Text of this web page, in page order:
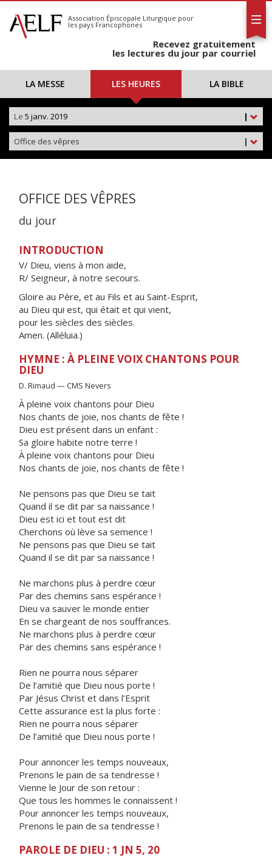
S'abonner
Calendrier
Association Épiscopale Liturgique pour
les pays Francophones
Recevez gratuitement
les lectures du jour par courriel
LA MESSE LES HEURES LA BIBLE
|
Le 5 janv. 2019
|
Office des vêpres
OFFICE DES VÊPRES
du jour
INTRODUCTION
V/ Dieu, viens à mon aide,
R/ Seigneur, à notre secours.
Gloire au Père, et au Fils et au Saint-Esprit,
au Dieu qui est, qui était et qui vient,
pour les siècles des siècles.
Amen. (Alléluia.)
HYMNE : À PLEINE VOIX CHANTONS POUR
DIEU
D. Rimaud — CMS Nevers
À pleine voix chantons pour Dieu
Nos chants de joie, nos chants de fête !
Dieu est présent dans un enfant :
Sa gloire habite notre terre !
À pleine voix chantons pour Dieu
Nos chants de joie, nos chants de fête !
Ne pensons pas que Dieu se tait
Quand il se dit par sa naissance !
Dieu est ici et tout est dit
Cherchons où lève sa semence !
Ne pensons pas que Dieu se tait
Quand il se dit par sa naissance !
Ne marchons plus à perdre cœur
Par des chemins sans espérance !
Dieu va sauver le monde entier
En se chargeant de nos souffrances.
Ne marchons plus à perdre cœur
Par des chemins sans espérance !
Rien ne pourra nous séparer
De l’amitié que Dieu nous porte !
Par Jésus Christ et dans l’Esprit
Cette assurance est la plus forte :
Rien ne pourra nous séparer
De l’amitié que Dieu nous porte !
Pour annoncer les temps nouveaux,
Prenons le pain de sa tendresse !
Vienne le Jour de son retour :
Que tous les hommes le connaissent !
Pour annoncer les temps nouveaux,
Prenons le pain de sa tendresse !
PAROLE DE DIEU : 1 JN 5, 20